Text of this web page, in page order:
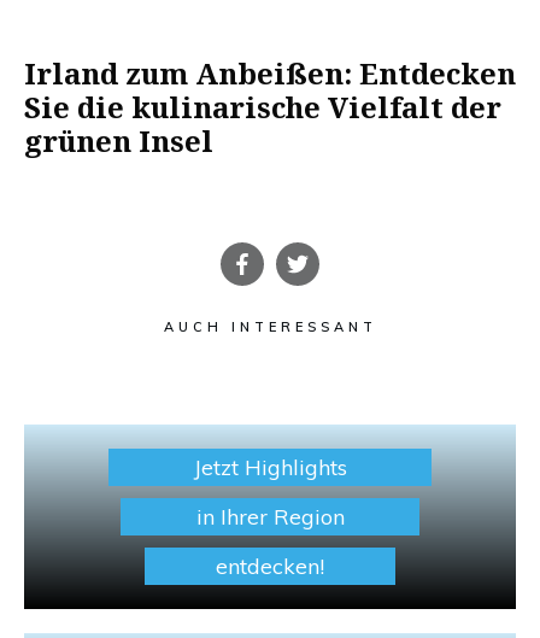
Irland zum Anbeißen: Entdecken
Sie die kulinarische Vielfalt der
grünen Insel
AUCH INTERESSANT
Jetzt Highlights
in Ihrer Region
entdecken!